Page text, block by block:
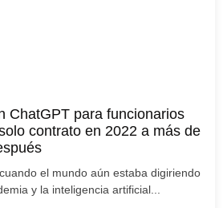
ChatGPT para funcionarios
contrato en 2022 a más de
el mundo aún estaba digiriendo
y la inteligencia artificial...